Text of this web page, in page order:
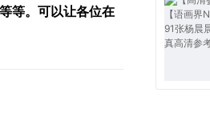
等。可以让各位在